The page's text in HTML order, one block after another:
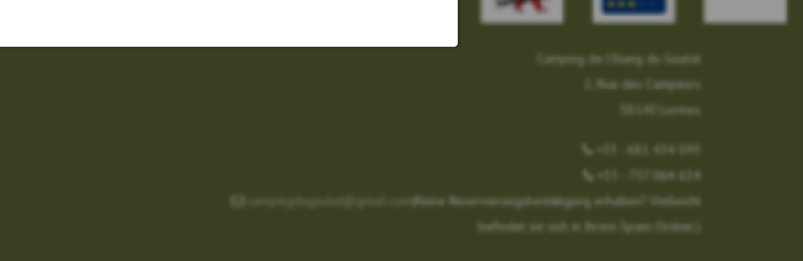
Camping de l’Etang du Goulot
2, Rue des Campeurs
58140 Lormes
+33 - 681 434 095
+33 - 757 064 634
campingdugoulot@gmail.com(Keine Reservierungsbestätigung erhalten? Vielleicht
befindet sie sich in Ihrem Spam-Ordner.)